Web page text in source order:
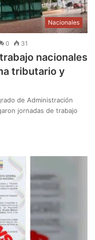
Nacionales
0 31
nacionales
tributario y
de Administración
jornadas de trabajo